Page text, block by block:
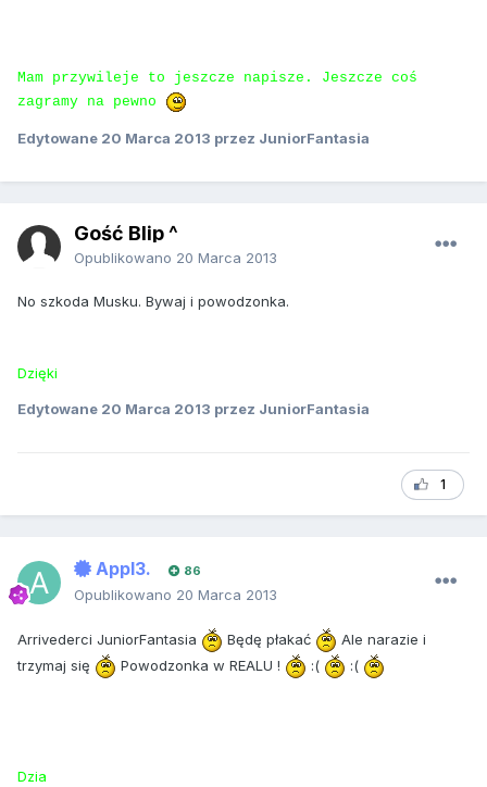
Mam przywileje to jeszcze napisze. Jeszcze coś
zagramy na pewno
Edytowane 20 Marca 2013 przez JuniorFantasia
Gość Blip ^
Opublikowano 20 Marca 2013
No szkoda Musku. Bywaj i powodzonka.
Dzięki
Edytowane 20 Marca 2013 przez JuniorFantasia
1
Appl3. 86
Opublikowano 20 Marca 2013
Arrivederci JuniorFantasia Będę płakać
Ale narazie i
trzymaj się
Powodzonka w REALU ! :( :(
Dzia